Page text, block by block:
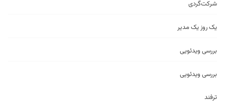
شرکت‌گردی
یک روز یک مدیر
بررسی ویدئویی
بررسی ویدئویی
ترفند